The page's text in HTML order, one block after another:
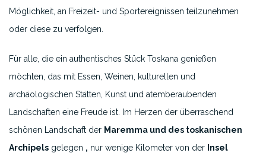
Möglichkeit, an Freizeit- und Sportereignissen teilzunehmen
oder diese zu verfolgen.
Für alle, die ein authentisches Stück Toskana genießen
möchten, das mit Essen, Weinen, kulturellen und
archäologischen Stätten, Kunst und atemberaubenden
Landschaften eine Freude ist. Im Herzen der überraschend
schönen Landschaft der Maremma und des toskanischen
Archipels gelegen , nur wenige Kilometer von der Insel